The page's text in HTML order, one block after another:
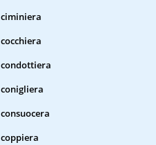
ciminiera
cocchiera
condottiera
conigliera
consuocera
coppiera